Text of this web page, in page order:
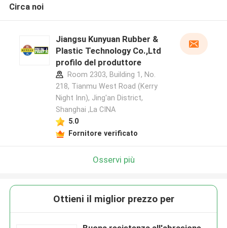
Circa noi
Jiangsu Kunyuan Rubber &
Plastic Technology Co.,Ltd
profilo del produttore
Room 2303, Building 1, No.
218, Tianmu West Road (Kerry
Night Inn), Jing'an District,
Shanghai ,La CINA
5.0
Fornitore verificato
Osservi più
Ottieni il miglior prezzo per